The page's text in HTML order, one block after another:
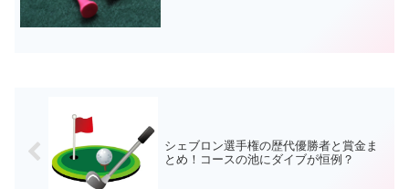
シェブロン選手権の歴代優勝者と賞金ま
とめ！コースの池にダイブが恒例？